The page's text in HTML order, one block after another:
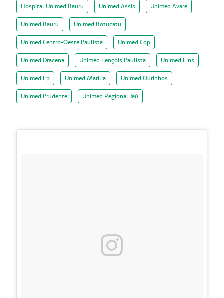
Hospital Unimed Bauru Unimed Assis Unimed Avaré
Unimed Bauru Unimed Botucatu
Unimed Centro-Oeste Paulista Unimed Cop
Unimed Dracena Unimed Lençóis Paulista Unimed Lins
Unimed Lp Unimed Marília Unimed Ourinhos
Unimed Prudente Unimed Regional Jaú